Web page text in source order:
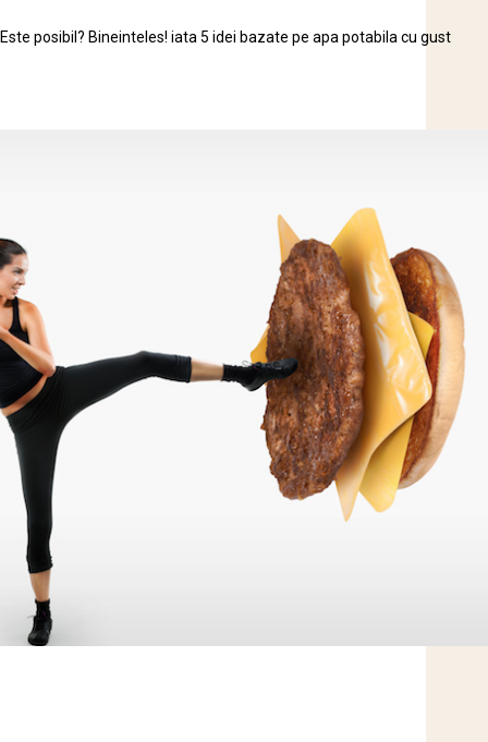
posibil? Bineinteles! iata 5 idei bazate pe apa potabila cu gust